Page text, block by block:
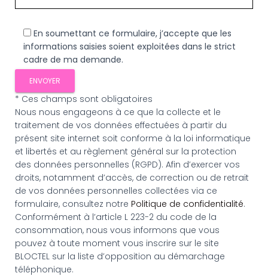
En soumettant ce formulaire, j’accepte que les
informations saisies soient exploitées dans le strict
cadre de ma demande.
* Ces champs sont obligatoires
Nous nous engageons à ce que la collecte et le
traitement de vos données effectuées à partir du
présent site internet soit conforme à la loi informatique
et libertés et au règlement général sur la protection
des données personnelles (RGPD). Afin d’exercer vos
droits, notamment d’accès, de correction ou de retrait
de vos données personnelles collectées via ce
formulaire, consultez notre Politique de confidentialité.
Conformément à l’article L 223-2 du code de la
consommation, nous vous informons que vous
pouvez à toute moment vous inscrire sur le site
BLOCTEL sur la liste d’opposition au démarchage
téléphonique.